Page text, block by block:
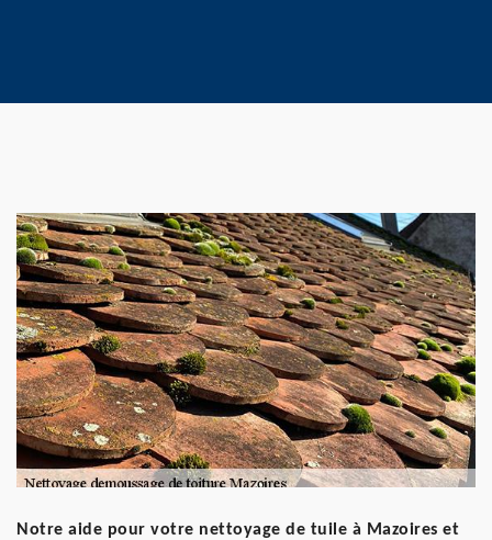
Notre aide pour votre nettoyage de tuile à Mazoires et